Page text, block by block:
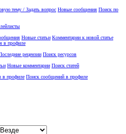
тему / Задать вопрос Новые сообщения Поиск по
Новые статьи Комментарии к новой статье
в профиле
рецензии Поиск ресурсов
Новые комментарии Поиск статей
в профиле Поиск сообщений в профиле